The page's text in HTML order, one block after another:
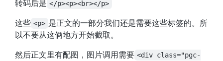
转码后是 </p><p><br></p>
这些 <p> 是正文的一部分我们还是需要这些标签的。所
以不要从这俩地方开始截取。
然后正文里有配图，图片调用需要 <div class="pgc-